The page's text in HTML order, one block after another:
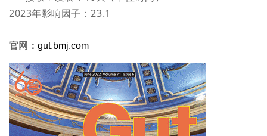
2023年影响因子：23.1
官网： gut.bmj.com